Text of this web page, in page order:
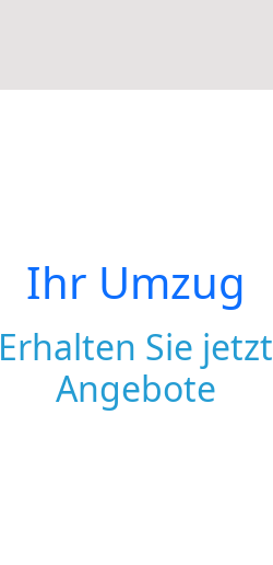
Ihr Umzug
Erhalten Sie jetzt
Angebote